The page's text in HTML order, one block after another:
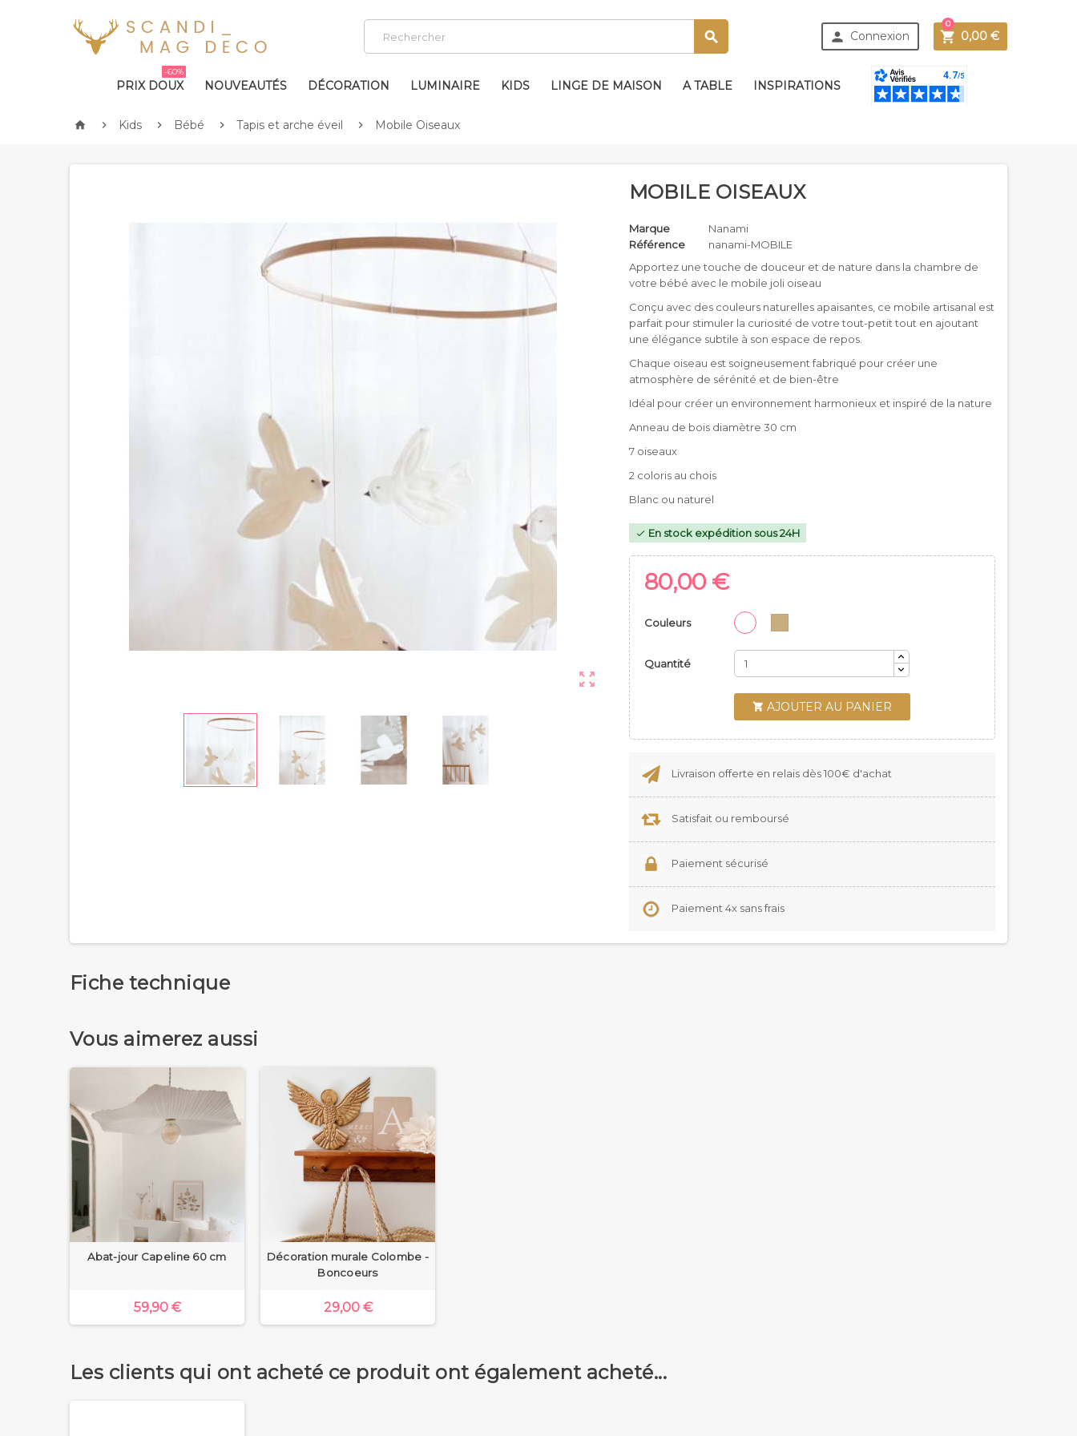
  Connexion  0,00 €
0
PRIX DOUX
-60%
NOUVEAUTÉS DÉCORATION LUMINAIRE KIDS LINGE DE MAISON A TABLE INSPIRATIONS
  Kids  Bébé  Tapis et arche éveil  Mobile Oiseaux

MOBILE OISEAUX
Marque
Nanami
Référence
nanami-MOBILE
Apportez une touche de douceur et de nature dans la chambre de
votre bébé avec le mobile joli oiseau
Conçu avec des couleurs naturelles apaisantes, ce mobile artisanal est
parfait pour stimuler la curiosité de votre tout-petit tout en ajoutant
une élégance subtile à son espace de repos.
Chaque oiseau est soigneusement fabriqué pour créer une
atmosphère de sérénité et de bien-être
Idéal pour créer un environnement harmonieux et inspiré de la nature
Anneau de bois diamètre 30 cm
7 oiseaux
2 coloris au chois
Blanc ou naturel
 En stock expédition sous 24H
80,00 €
Couleurs
Quantité
 AJOUTER AU PANIER
Livraison offerte en relais dès 100€ d'achat
Satisfait ou remboursé
Paiement sécurisé
Paiement 4x sans frais
Fiche technique
Vous aimerez aussi
Abat-jour Capeline 60 cm
59,90 €
Décoration murale Colombe -
Boncoeurs
29,00 €
Les clients qui ont acheté ce produit ont également acheté...